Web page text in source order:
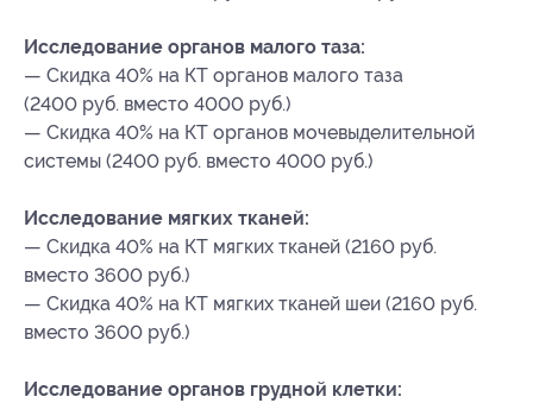
Исследование органов малого таза:
— Скидка 40% на КТ органов малого таза
(2400 руб. вместо 4000 руб.)
— Скидка 40% на КТ органов мочевыделительной
системы (2400 руб. вместо 4000 руб.)
Исследование мягких тканей:
— Скидка 40% на КТ мягких тканей (2160 руб.
вместо 3600 руб.)
— Скидка 40% на КТ мягких тканей шеи (2160 руб.
вместо 3600 руб.)
Исследование органов грудной клетки: